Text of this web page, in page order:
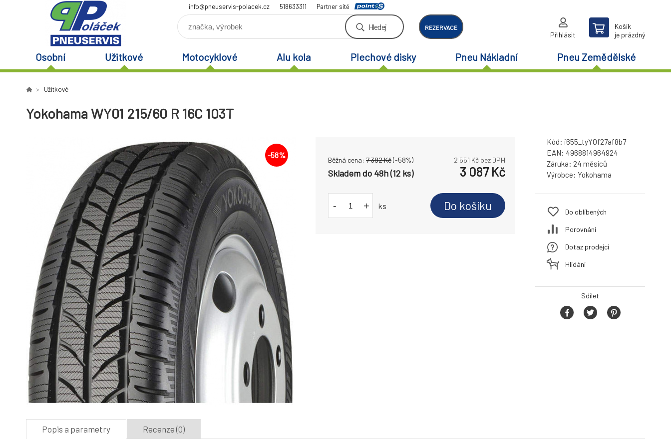
info@pneuservis-polacek.cz 518633311 Partner sítě
Hledej REZERVACE
Přihlásit
Košík
je prázdný
Osobní Užitkové Motocyklové Alu kola Plechové disky Pneu Nákladní Pneu Zemědělské
Užitkové
Yokohama WY01 215/60 R 16C 103T
-58%
Běžná cena: 7 382Kč(-58%) 2 551 Kč bez DPH
Skladem do 48h (12 ks) 3 087Kč
- + ks Do košíku
Kód: i655_tyYOf27af8b7
EAN: 4968814964924
Záruka: 24 měsíců
Výrobce: Yokohama
Do oblíbených
Porovnání
Dotaz prodejci
Hlídání
Sdílet
Popis a parametry Recenze (0)